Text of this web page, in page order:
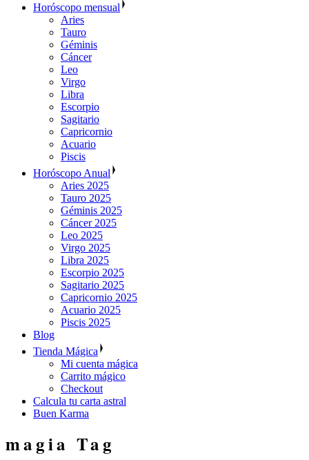
Horóscopo mensual
Aries
Tauro
Géminis
Cáncer
Leo
Virgo
Libra
Escorpio
Sagitario
Capricornio
Acuario
Piscis
Horóscopo Anual
Aries 2025
Tauro 2025
Géminis 2025
Cáncer 2025
Leo 2025
Virgo 2025
Libra 2025
Escorpio 2025
Sagitario 2025
Capricornio 2025
Acuario 2025
Piscis 2025
Blog
Tienda Mágica
Mi cuenta mágica
Carrito mágico
Checkout
Calcula tu carta astral
Buen Karma
magia Tag